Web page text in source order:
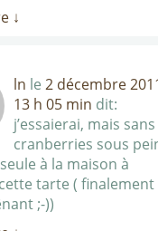
↓
ln le 2 décembre
13 h 05 min dit:
j’essaierai, mais sans
cranberries sous
à la maison à
tarte ( finalement
;-))